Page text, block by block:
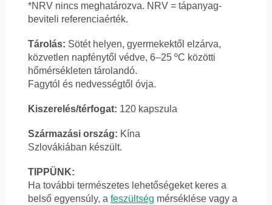
*NRV nincs meghatározva. NRV = tápanyag-
beviteli referenciaérték.
Tárolás: Sötét helyen, gyermekektől elzárva,
közvetlen napfénytől védve, 6–25 ºC közötti
hőmérsékleten tárolandó.
Fagytól és nedvességtől óvja.
Kiszerelés/térfogat: 120 kapszula
Származási ország: Kína
Szlovákiában készült.
TIPPÜNK:
Ha további természetes lehetőségeket keres a
belső egyensúly, a feszültség mérséklése vagy a